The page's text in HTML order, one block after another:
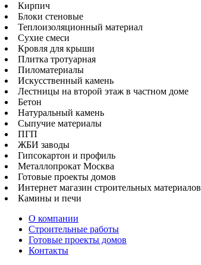
Кирпич
Блоки стеновые
Теплоизоляционный материал
Сухие смеси
Кровля для крыши
Плитка тротуарная
Пиломатериалы
Искусственный камень
Лестницы на второй этаж в частном доме
Бетон
Натуральный камень
Сыпучие материалы
ПГП
ЖБИ заводы
Гипсокартон и профиль
Металлопрокат Москва
Готовые проекты домов
Интернет магазин строительных материалов
Камины и печи
О компании
Строительные работы
Готовые проекты домов
Контакты